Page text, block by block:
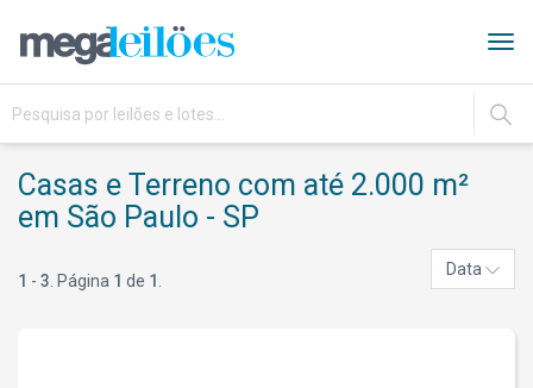
IR
Casas e Terreno com até 2.000 m²
em São Paulo - SP
1 - 3 . Página 1 de 1
Data